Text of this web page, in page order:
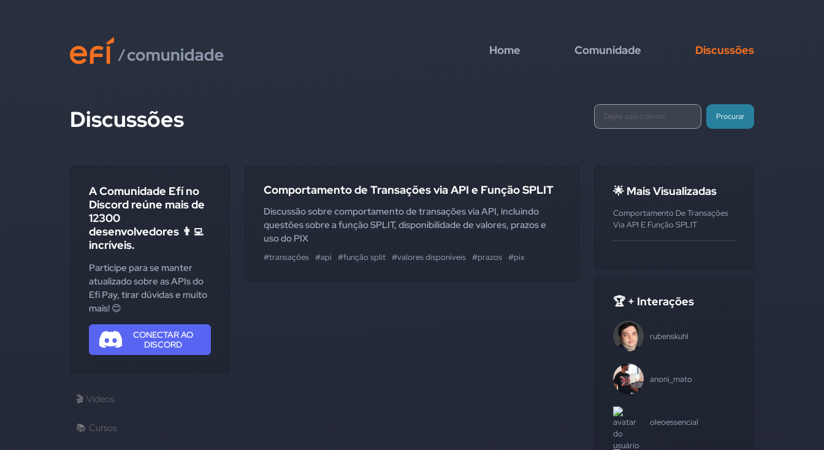
Home Comunidade Discussões
Discussões Procurar
A Comunidade Efí no
Discord reúne mais de
12300
desenvolvedores 👨‍💻
incríveis.
Participe para se manter
atualizado sobre as APIs do
Efí Pay, tirar dúvidas e muito
mais! 😊
CONECTAR AO
DISCORD
🎬 Vídeos
📚 Cursos
Comportamento de Transações via API e Função SPLIT
Discussão sobre comportamento de transações via API, incluindo
questões sobre a função SPLIT, disponibilidade de valores, prazos e
uso do PIX
#transações #api #função split #valores disponíveis #prazos #pix
🌟 Mais Visualizadas
Comportamento De Transações
Via API E Função SPLIT
🏆 + Interações
rubenskuhl
anoni_mato
oleoessencial